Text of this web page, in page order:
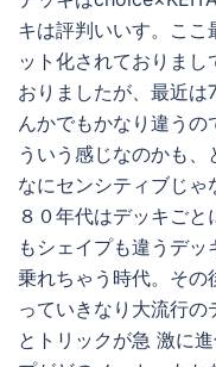
キは評判いいす。こ
ット化されておりま
おりましたが、最近
んかでもかなり違う
ういう感じなのかも
なにセンシティブじゃ
８０年代はデッキご
もシェイプも違うデ
乗れちゃう時代。その
っていきなり大流行
とトリックが急 激に